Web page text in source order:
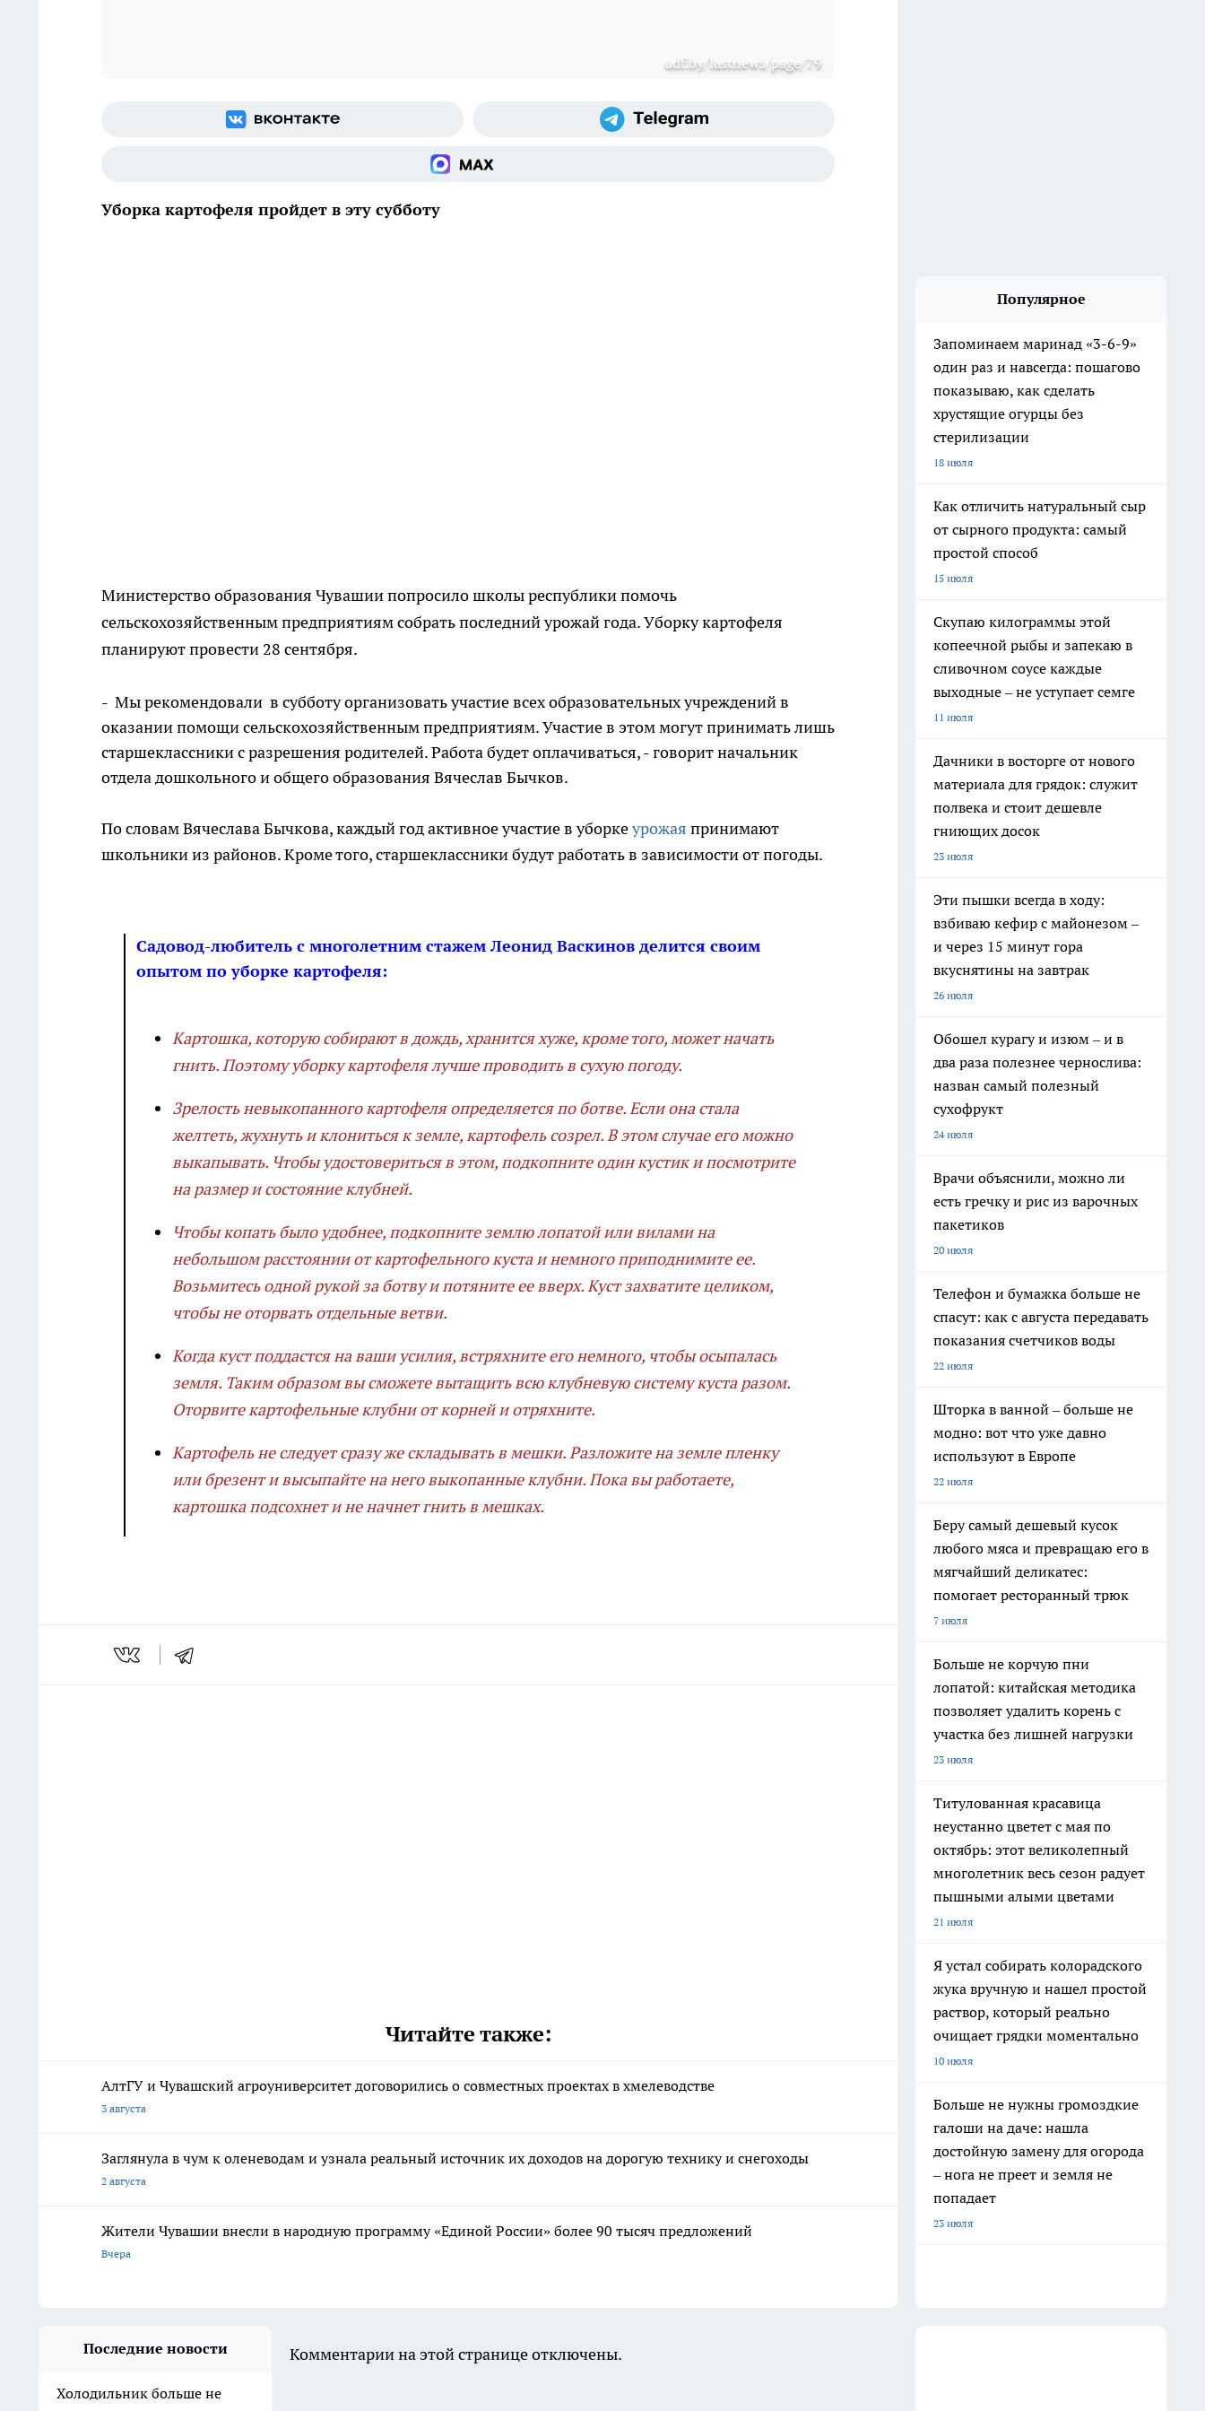
udf.by/lastnews/page/79
Уборка картофеля пройдет в эту субботу
Министерство образования Чувашии попросило школы республики помочь
сельскохозяйственным предприятиям собрать последний урожай года. Уборку картофеля
планируют провести 28 сентября.
- Мы рекомендовали в субботу организовать участие всех образовательных учреждений в
оказании помощи сельскохозяйственным предприятиям. Участие в этом могут принимать лишь
старшеклассники с разрешения родителей. Работа будет оплачиваться, - говорит начальник
отдела дошкольного и общего образования Вячеслав Бычков.
По словам Вячеслава Бычкова, каждый год активное участие в уборкеурожая принимают
школьники из районов. Кроме того, старшеклассники будут работать в зависимости от погоды.
Садовод-любитель с многолетним стажем Леонид Васкинов делится своим
опытом по уборке картофеля:
Картошка, которую собирают в дождь, хранится хуже, кроме того, может начать
гнить. Поэтому уборку картофеля лучше проводить в сухую погоду.
Зрелость невыкопанного картофеля определяется по ботве. Если она стала
желтеть, жухнуть и клониться к земле, картофель созрел. В этом случае его можно
выкапывать. Чтобы удостовериться в этом, подкопните один кустик и посмотрите
на размер и состояние клубней.
Чтобы копать было удобнее, подкопните землю лопатой или вилами на
небольшом расстоянии от картофельного куста и немного приподнимите ее.
Возьмитесь одной рукой за ботву и потяните ее вверх. Куст захватите целиком,
чтобы не оторвать отдельные ветви.
Когда куст поддастся на ваши усилия, встряхните его немного, чтобы осыпалась
земля. Таким образом вы сможете вытащить всю клубневую систему куста разом.
Оторвите картофельные клубни от корней и отряхните.
Картофель не следует сразу же складывать в мешки. Разложите на земле пленку
или брезент и высыпайте на него выкопанные клубни. Пока вы работаете,
картошка подсохнет и не начнет гнить в мешках.
Читайте также:
АлтГУ и Чувашский агроуниверситет договорились о совместных проектах в хмелеводстве
3 августа
Заглянула в чум к оленеводам и узнала реальный источник их доходов на дорогую технику и снегоходы
2 августа
Жители Чувашии внесли в народную программу «Единой России» более 90 тысяч предложений
Вчера
Популярное
Запоминаем маринад «3-6-9»
один раз и навсегда: пошагово
показываю, как сделать
хрустящие огурцы без
стерилизации
18 июля
Как отличить натуральный сыр
от сырного продукта: самый
простой способ
15 июля
Скупаю килограммы этой
копеечной рыбы и запекаю в
сливочном соусе каждые
выходные – не уступает семге
11 июля
Дачники в восторге от нового
материала для грядок: служит
полвека и стоит дешевле
гниющих досок
23 июля
Эти пышки всегда в ходу:
взбиваю кефир с майонезом –
и через 15 минут гора
вкуснятины на завтрак
26 июля
Обошел курагу и изюм – и в
два раза полезнее чернослива:
назван самый полезный
сухофрукт
24 июля
Врачи объяснили, можно ли
есть гречку и рис из варочных
пакетиков
20 июля
Телефон и бумажка больше не
спасут: как с августа передавать
показания счетчиков воды
22 июля
Шторка в ванной – больше не
модно: вот что уже давно
используют в Европе
22 июля
Беру самый дешевый кусок
любого мяса и превращаю его в
мягчайший деликатес:
помогает ресторанный трюк
7 июля
Больше не корчую пни
лопатой: китайская методика
позволяет удалить корень с
участка без лишней нагрузки
23 июля
Титулованная красавица
неустанно цветет с мая по
октябрь: этот великолепный
многолетник весь сезон радует
пышными алыми цветами
21 июля
Я устал собирать колорадского
жука вручную и нашел простой
раствор, который реально
очищает грядки моментально
10 июля
Больше не нужны громоздкие
галоши на даче: нашла
достойную замену для огорода
– нога не преет и земля не
попадает
23 июля
Последние новости
Холодильник больше не
Комментарии на этой странице отключены.